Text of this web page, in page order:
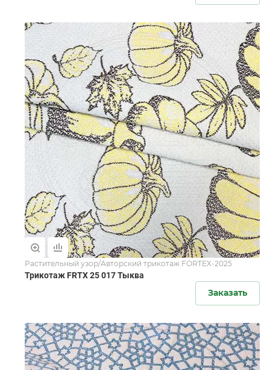
Растительный узор/Авторский трикотаж FORTEX-2025
Трикотаж FRTX 25 017 Тыква
Заказать